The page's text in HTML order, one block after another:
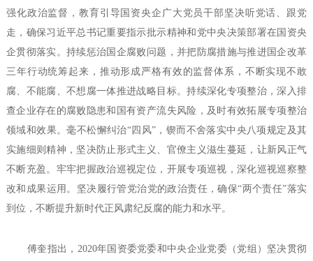
强化政治监督，教育引导国资央企广大党员干部坚决听党话、跟党
走，确保习近平总书记重要指示批示精神和党中央决策部署在国资央
企贯彻落实。持续惩治国企腐败问题，并把防腐措施与推进国企改革
三年行动统筹起来，推动形成严格有效的监督体系，不断实现不敢
腐、不能腐、不想腐一体推进战略目标。持续深化专项整治，深入排
查企业存在的腐败隐患和国有资产流失风险，及时有效拓展专项整治
领域和效果。毫不松懈纠治“四风”，锲而不舍落实中央八项规定及其
实施细则精神，坚决防止形式主义、官僚主义滋生蔓延，让新风正气
不断充盈。牢牢把握政治巡视定位，开展专项巡视，深化巡视巡察整
改和成果运用。坚决履行管党治党的政治责任，确保“两个责任”落实
到位，不断提升新时代正风肃纪反腐的能力和水平。
傅奎指出，2020年国资委党委和中央企业党委（党组）坚决贯彻